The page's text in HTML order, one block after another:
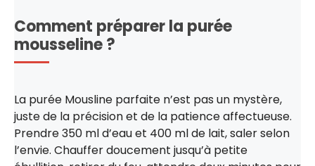
Comment préparer la purée
mousseline ?
La purée Mousline parfaite n’est pas un mystère,
juste de la précision et de la patience affectueuse.
Prendre 350 ml d’eau et 400 ml de lait, saler selon
l’envie. Chauffer doucement jusqu’à petite